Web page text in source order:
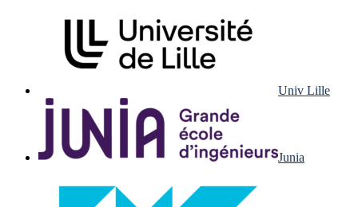
Univ Lille
Junia